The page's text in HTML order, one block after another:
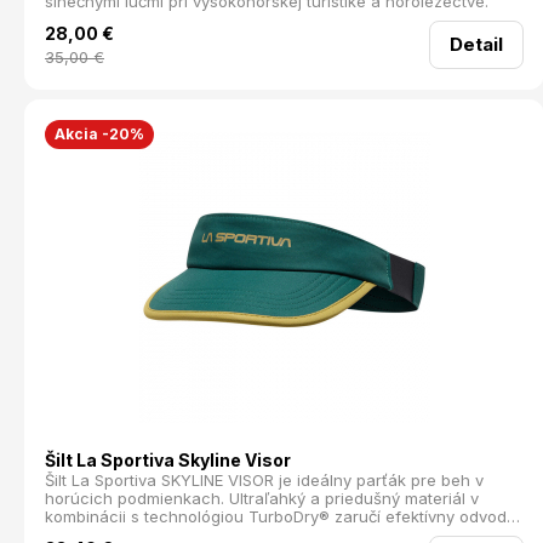
28,00 €
35,00€
Detail
Akcia -20%
Šilt La Sportiva Skyline Visor
Šilt La Sportiva SKYLINE VISOR je ideálny parťák pre beh v
horúcich podmienkach. Ultraľahký a priedušný materiál v
kombinácii s technológiou TurboDry® zaručí efektívny odvod
vlhkosti, aby ste ostali svieži aj počas intenzívneho výkonu.